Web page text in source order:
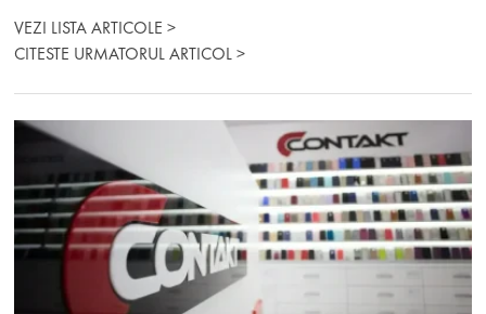
VEZI LISTA ARTICOLE >
CITESTE URMATORUL ARTICOL >